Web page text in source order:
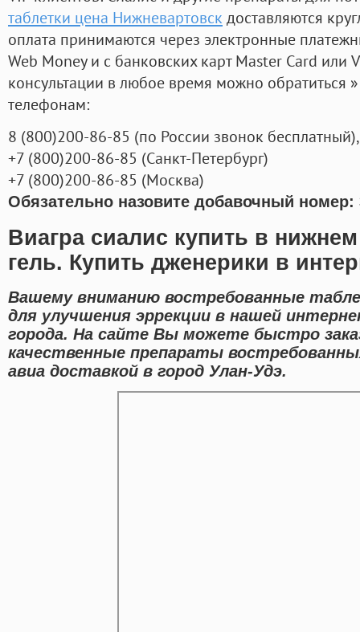
таблетки цена Нижневартовск доставляются
оплата принимаются через электронные
Web Money и с банковских карт Master Card или
консультации в любое время можно обратиться
телефонам:
8 (800)200-86-85 (по России звонок бесплатный),
+7 (800)200-86-85 (Санкт-Петербург)
+7 (800)200-86-85 (Москва)
Обязательно назовите добавочный номер:
Виагра сиалис купить в
гель. Купить дженерики в
Вашему вниманию востребованные
для улучшения эррекции в нашей
города. На сайте Вы можете быстро
качественные препараты
авиа доставкой в город Улан-Удэ.